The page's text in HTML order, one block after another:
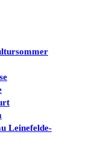
Leinefelde-